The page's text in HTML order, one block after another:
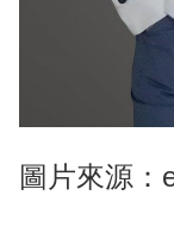
圖片來源：